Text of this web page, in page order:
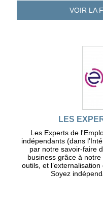
VOIR LA
LES
Les Experts de
indépendants (dans
par notre savoir-faire
business grâce à
outils, et
Soyez